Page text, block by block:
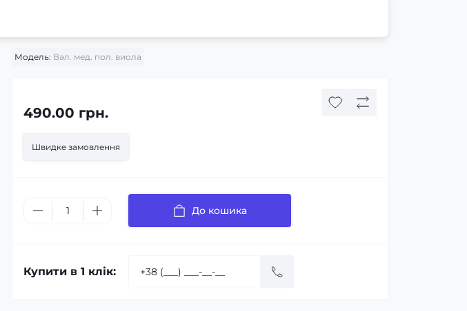
Модель: Вал. мед. пол. виола
490.00 грн.
Швидке замовлення
До кошика
Купити в 1 клік: